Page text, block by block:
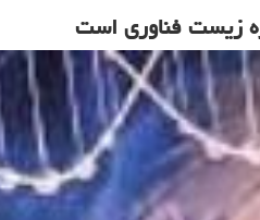
زیست فناوری است